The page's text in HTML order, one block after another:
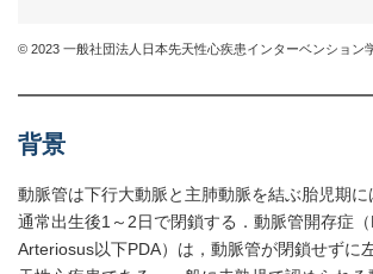
© 2023 一般社団法人日本先天性心疾患インターベンション
背景
動脈管は下行大動脈と主肺動脈を結ぶ胎児期に
通常出生後1～2日で閉鎖する．動脈管開存症
Arteriosus以下PDA）は，動脈管が閉鎖せずに